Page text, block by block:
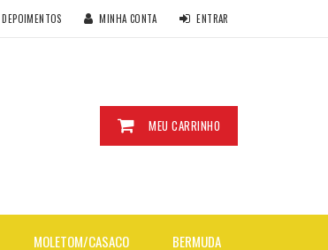
DEPOIMENTOS MINHA CONTA ENTRAR
MEU CARRINHO
MOLETOM/CASACO BERMUDA